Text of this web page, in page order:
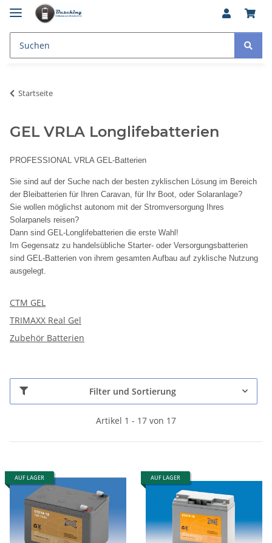
Startseite
GEL VRLA Longlifebatterien
PROFESSIONAL VRLA GEL-Batterien
Sie sind auf der Suche nach der besten zyklischen Lösung im Bereich
der Bleibatterien für Ihren Caravan, für Ihr Boot, oder Solaranlage?
Sie wollen möglichst autonom mit der Stromversorgung Ihres
Solarpanels reisen?
Dann sind GEL-Longlifebatterien die erste Wahl!
Im Gegensatz zu handelsübliche Starter- oder Versorgungsbatterien
sind GEL-Batterien von ihrem gesamten Aufbau auf zyklische Nutzung
ausgelegt.
CTM GEL
TRIMAXX Real Gel
Zubehör Batterien
Filter und Sortierung
Artikel 1 - 17 von 17
AUF LAGER AUF LAGER